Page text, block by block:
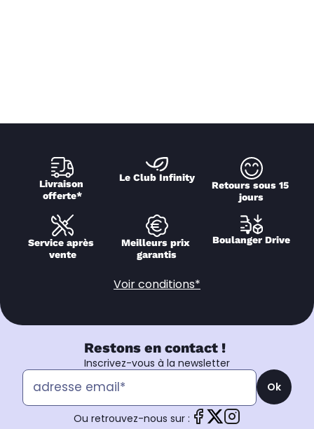
Livraison
offerte*
Le Club Infinity
Retours sous 15
jours
Service après
vente
Meilleurs prix
garantis
Boulanger Drive
Voir conditions*
Restons en contact !
Inscrivez-vous à la newsletter
Ok
Ou retrouvez-nous sur :